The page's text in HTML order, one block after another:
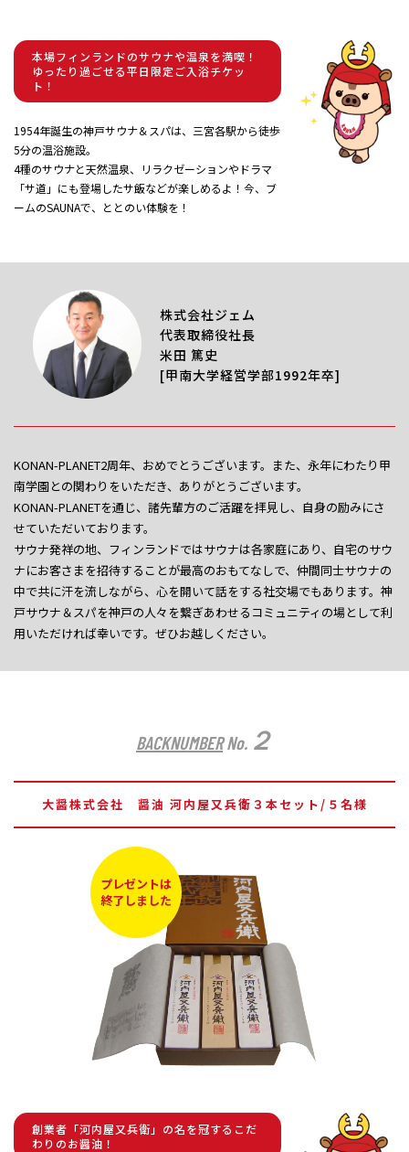
本場フィンランドのサウナや温泉を満喫！
ゆったり過ごせる平日限定ご入浴チケッ
ト！
1954年誕生の神戸サウナ＆スパは、三宮各駅から徒歩
5分の温浴施設。
4種のサウナと天然温泉、リラクゼーションやドラマ
「サ道」にも登場したサ飯などが楽しめるよ！今、ブ
ームのSAUNAで、ととのい体験を！
株式会社ジェム
代表取締役社長
米田 篤史
[甲南大学経営学部1992年卒]
KONAN-PLANET2周年、おめでとうございます。また、永年にわたり甲
南学園との関わりをいただき、ありがとうございます。
KONAN-PLANETを通じ、諸先輩方のご活躍を拝見し、自身の励みにさ
せていただいております。
サウナ発祥の地、フィンランドではサウナは各家庭にあり、自宅のサウ
ナにお客さまを招待することが最高のおもてなしで、仲間同士サウナの
中で共に汗を流しながら、心を開いて話をする社交場でもあります。神
戸サウナ＆スパを神戸の人々を繋ぎあわせるコミュニティの場として利
用いただければ幸いです。ぜひお越しください。
BACKNUMBERNo. ２
大醤株式会社 醤油 河内屋又兵衛３本セット/５名様
プレゼントは
終了しました
創業者「河内屋又兵衛」の名を冠するこだ
わりのお醤油！